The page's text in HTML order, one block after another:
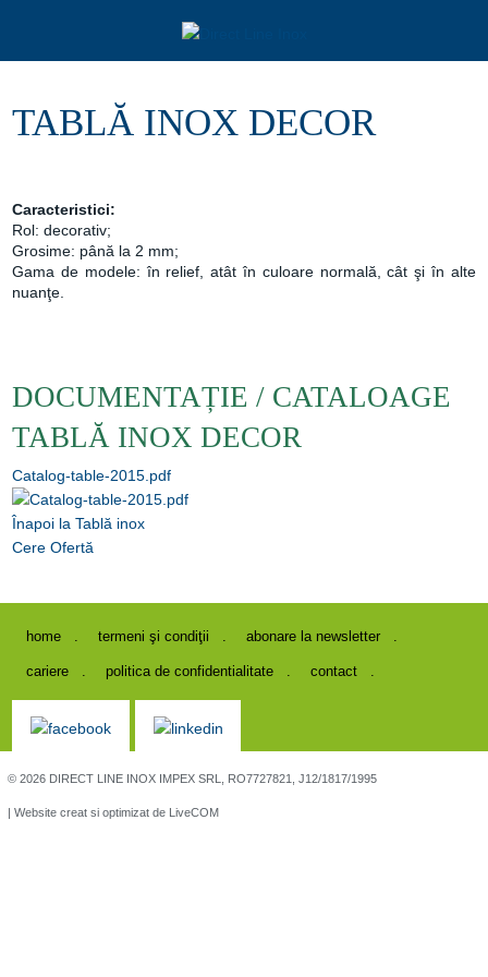
TABLĂ INOX DECOR
Caracteristici:
Rol: decorativ;
Grosime: până la 2 mm;
Gama de modele: în relief, atât în culoare normală, cât şi în alte
nuanţe.
DOCUMENTAȚIE / CATALOAGE
TABLĂ INOX DECOR
Catalog-table-2015.pdf
Înapoi la Tablă inox
Cere Ofertă
home termeni şi condiţii abonare la newsletter
cariere politica de confidentialitate contact
© 2026 DIRECT LINE INOX IMPEX SRL, RO7727821, J12/1817/1995
| Website creat si optimizat de LiveCOM